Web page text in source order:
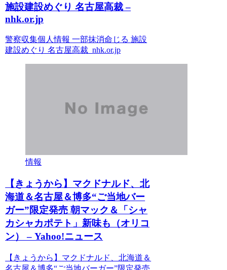
施設建設めぐり 名古屋高裁 –
nhk.or.jp
警察収集個人情報 一部抹消命じる 施設
建設めぐり 名古屋高裁 nhk.or.jp
情報
【きょうから】マクドナルド、北
海道＆名古屋＆博多“ご当地バー
ガー”限定発売 朝マック＆「シャ
カシャカポテト」新味も（オリコ
ン） – Yahoo!ニュース
【きょうから】マクドナルド、北海道＆
名古屋＆博多“ご当地バーガー”限定発売